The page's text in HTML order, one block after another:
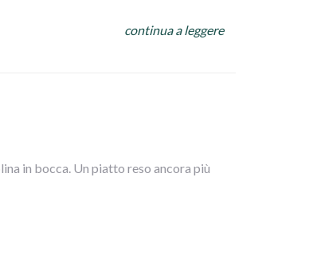
la cipolla, il pollo sfilettato e le olive.
continua a leggere
in bocca. Un piatto reso ancora più